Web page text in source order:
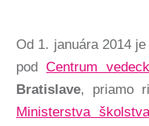
Od 1. januára 2014
podCentrum
Bratislave, priamo
Ministerstva